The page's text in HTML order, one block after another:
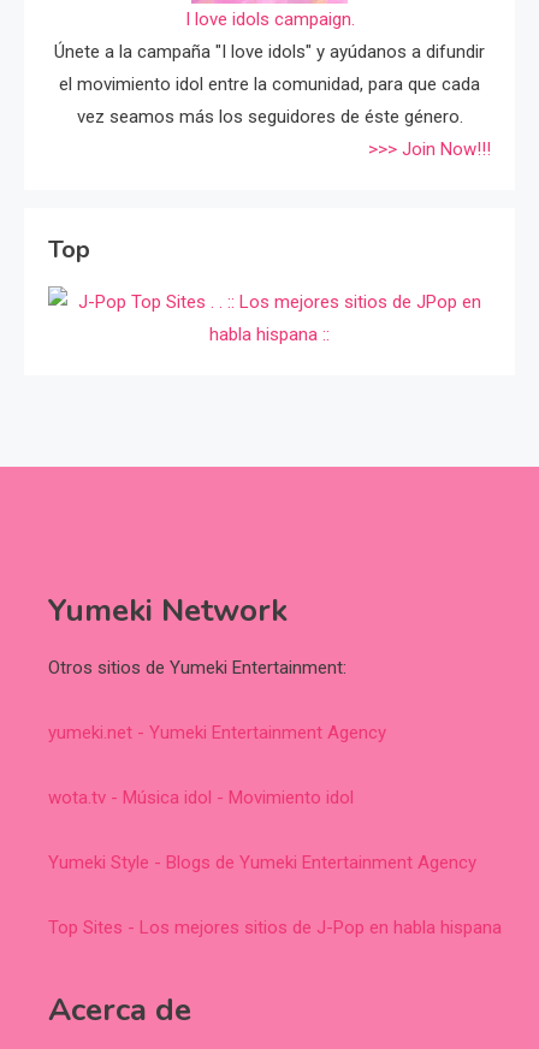
I love idols campaign.
Únete a la campaña "I love idols" y ayúdanos a difundir
el movimiento idol entre la comunidad, para que cada
vez seamos más los seguidores de éste género.
>>> Join Now!!!
Top
Yumeki Network
Otros sitios de Yumeki Entertainment:
yumeki.net - Yumeki Entertainment Agency
wota.tv - Música idol - Movimiento idol
Yumeki Style - Blogs de Yumeki Entertainment Agency
Top Sites - Los mejores sitios de J-Pop en habla hispana
Acerca de